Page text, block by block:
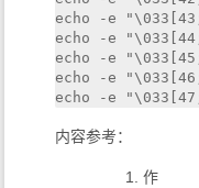
echo -e
echo -e
echo -e
echo -e
内容参考：
作